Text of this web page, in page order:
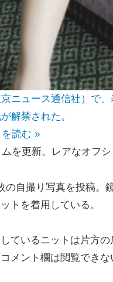
ニュース通信社）で
解禁された。
読む »
を更新。レアなオフシ
自撮り写真を投稿。
トを着用している。
ているニットは片方の
メント欄は閲覧でき